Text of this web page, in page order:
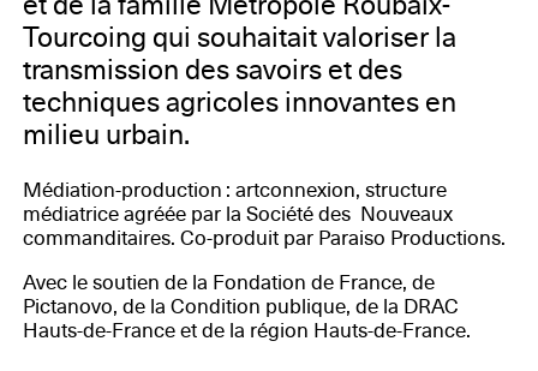
Tourcoing qui souhaitait valoriser la
transmission des savoirs et des
techniques agricoles innovantes en
milieu urbain.
Médiation-production : artconnexion, structure
médiatrice agréée par la Société des Nouveaux
commanditaires. Co-produit par Paraiso Productions.
Avec le soutien de la Fondation de France, de
Pictanovo, de la Condition publique, de la DRAC
Hauts-de-France et de la région Hauts-de-France.